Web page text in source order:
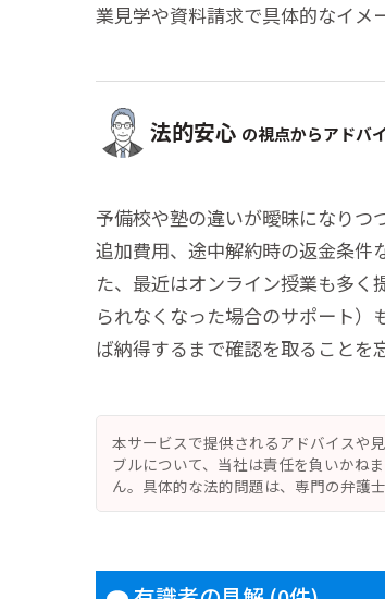
業見学や資料請求で具体的なイメ
法的安心 の視点からアドバ
予備校や塾の違いが曖昧になりつ
追加費用、途中解約時の返金条件
た、最近はオンライン授業も多
られなくなった場合のサポート
ば納得するまで確認を取ることを
本サービスで提供されるアドバイスや
ブルについて、当社は責任を負いかね
ん。具体的な法的問題は、専門の弁護